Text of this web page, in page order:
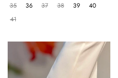
35 36 37 38 39
40
41